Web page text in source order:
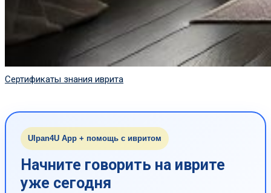
Сертификаты знания иврита
Ulpan4U App + помощь с ивритом
Начните говорить на иврите
уже сегодня